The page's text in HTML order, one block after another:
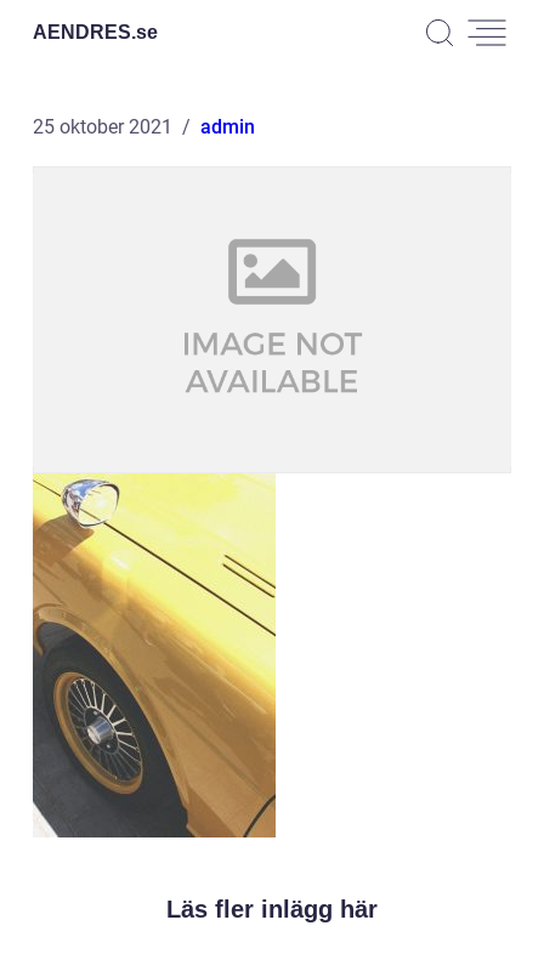
AENDRES.se
25 oktober 2021 admin
Läs fler inlägg här